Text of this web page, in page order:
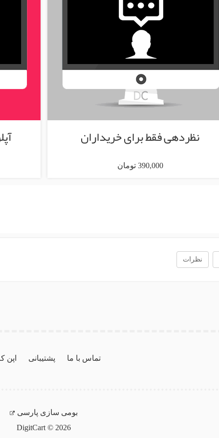
نظردهی فقط برای خریداران
390,000 تومان
نظرات
تماس با ما پشتیبانی اپن
بومی سازی پارسی
DigitCart © 2026